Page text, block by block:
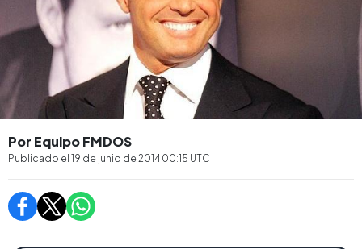
Por Equipo FMDOS
Publicado el 19 de junio de 2014 00:15 UTC